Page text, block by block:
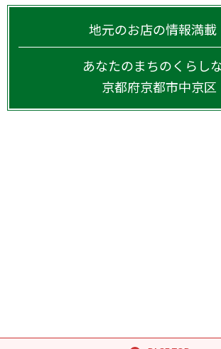
地元のお店の情報満載
あなたのまちのくらし
京都府京都市中京区